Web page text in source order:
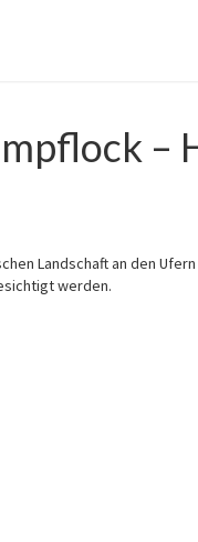
–
Landschaft an den
werden.